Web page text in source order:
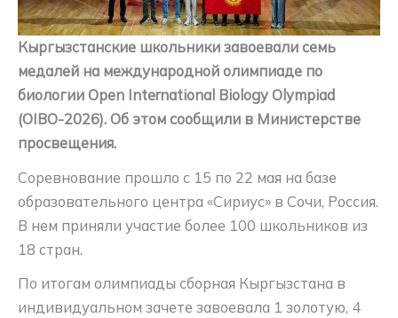
Кыргызстанские школьники завоевали семь
медалей на международной олимпиаде по
биологии Open International Biology Olympiad
(OIBO-2026). Об этом сообщили в Министерстве
просвещения.
Соревнование прошло с 15 по 22 мая на базе
образовательного центра «Сириус» в Сочи, Россия.
В нем приняли участие более 100 школьников из
18 стран.
По итогам олимпиады сборная Кыргызстана в
индивидуальном зачете завоевала 1 золотую, 4